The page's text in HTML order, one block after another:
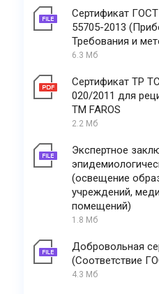
Сертификат
55705-2013
Требования и
6.3 Мб
Сертификат ТР
020/2011 для
ТМ FAROS
2.2 Мб
Экспертное
(освещение
учреждений,
помещений)
1.8 Мб
Добровольная
(Соответствие
4.3 Мб